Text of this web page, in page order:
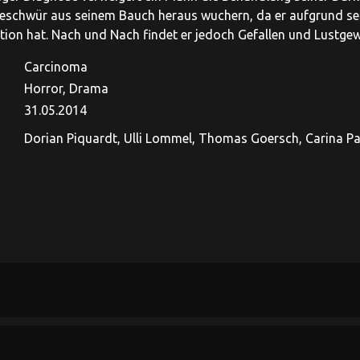
aus seinem Bauch heraus wuchern, da er aufgrund
hat. Nach und Nach findet er jedoch Gefallen und
Carcinoma
Horror, Drama
31.05.2014
Dorian Piquardt, Ulli Lommel, Thomas Goersch, Carina